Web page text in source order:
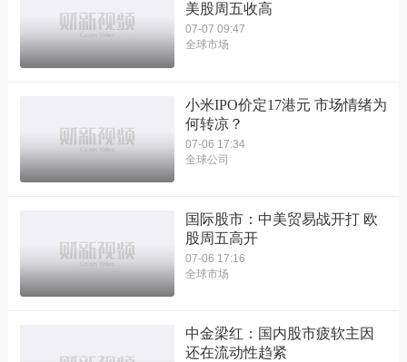
美股周五收高
07-07 09:47
全球市场
小米IPO价定17港元 市场情绪为
何转凉？
07-06 17:34
全球公司
国际股市：中美贸易战开打 欧
股周五高开
07-06 17:16
全球市场
中金梁红：国内股市疲软主因
还在流动性趋紧